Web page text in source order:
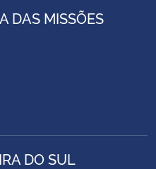
DAS MISSÕES
DO SUL